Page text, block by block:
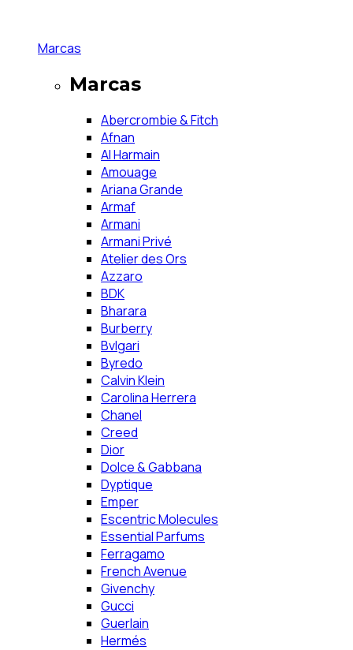
Marcas
Marcas
Abercrombie & Fitch
Afnan
Al Harmain
Amouage
Ariana Grande
Armaf
Armani
Armani Privé
Atelier des Ors
Azzaro
BDK
Bharara
Burberry
Bvlgari
Byredo
Calvin Klein
Carolina Herrera
Chanel
Creed
Dior
Dolce & Gabbana
Dyptique
Emper
Escentric Molecules
Essential Parfums
Ferragamo
French Avenue
Givenchy
Gucci
Guerlain
Hermés